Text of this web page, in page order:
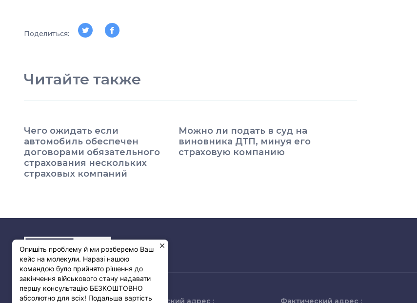
Поделиться:
Читайте также
Чего ожидать если
автомобиль обеспечен
договорами обязательного
страхования нескольких
страховых компаний
Можно ли подать в суд на
виновника ДТП, минуя его
страховую компанию
Связь с нами : Юридический адрес : Фактический адрес :
Опишіть проблему й ми розберемо Ваш
кейс на молекули. Наразі нашою
командою було прийнято рішення до
закінчення військового стану надавати
першу консультацію БЕЗКОШТОВНО
абсолютно для всіх! Подальша вартість